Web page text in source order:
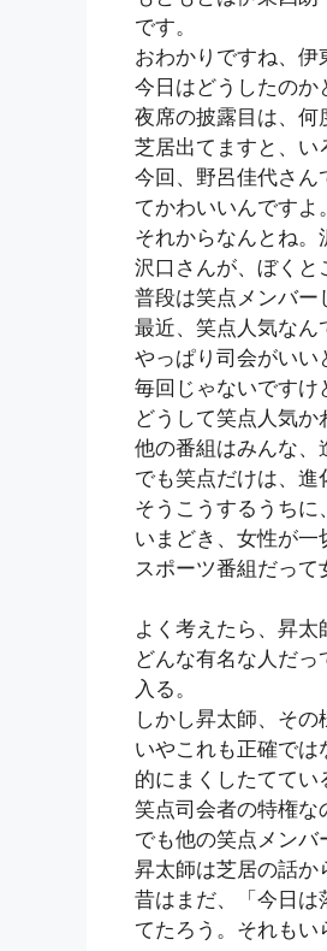
です。
おわかりですね、伊
今日はどうしたのか
夜席の披露目は、何
芝居出てますと、い
今回、野呂佳代さん
てかわいいんですよ。
それからなんとね。
沢口さんが、ぼくと
普段は笑点メンバー
最近、笑点人気なん
やっぱり司会がいい
毎回じゃないですけ
どうして笑点人気か
他の番組はみんな、
でも笑点だけは、進
そうこうするうちに
いまどき、女性が一
スポーツ番組だって
よく考えたら、昇太
どんな有名な人だ
入る。
しかし昇太師、その
いやこれも正確で
的にまくしたててい
笑点司会者の特権な
でも他の笑点メンバ
昇太師は芝居の話か
昔はまだ、「今日は
てたろう。それもい